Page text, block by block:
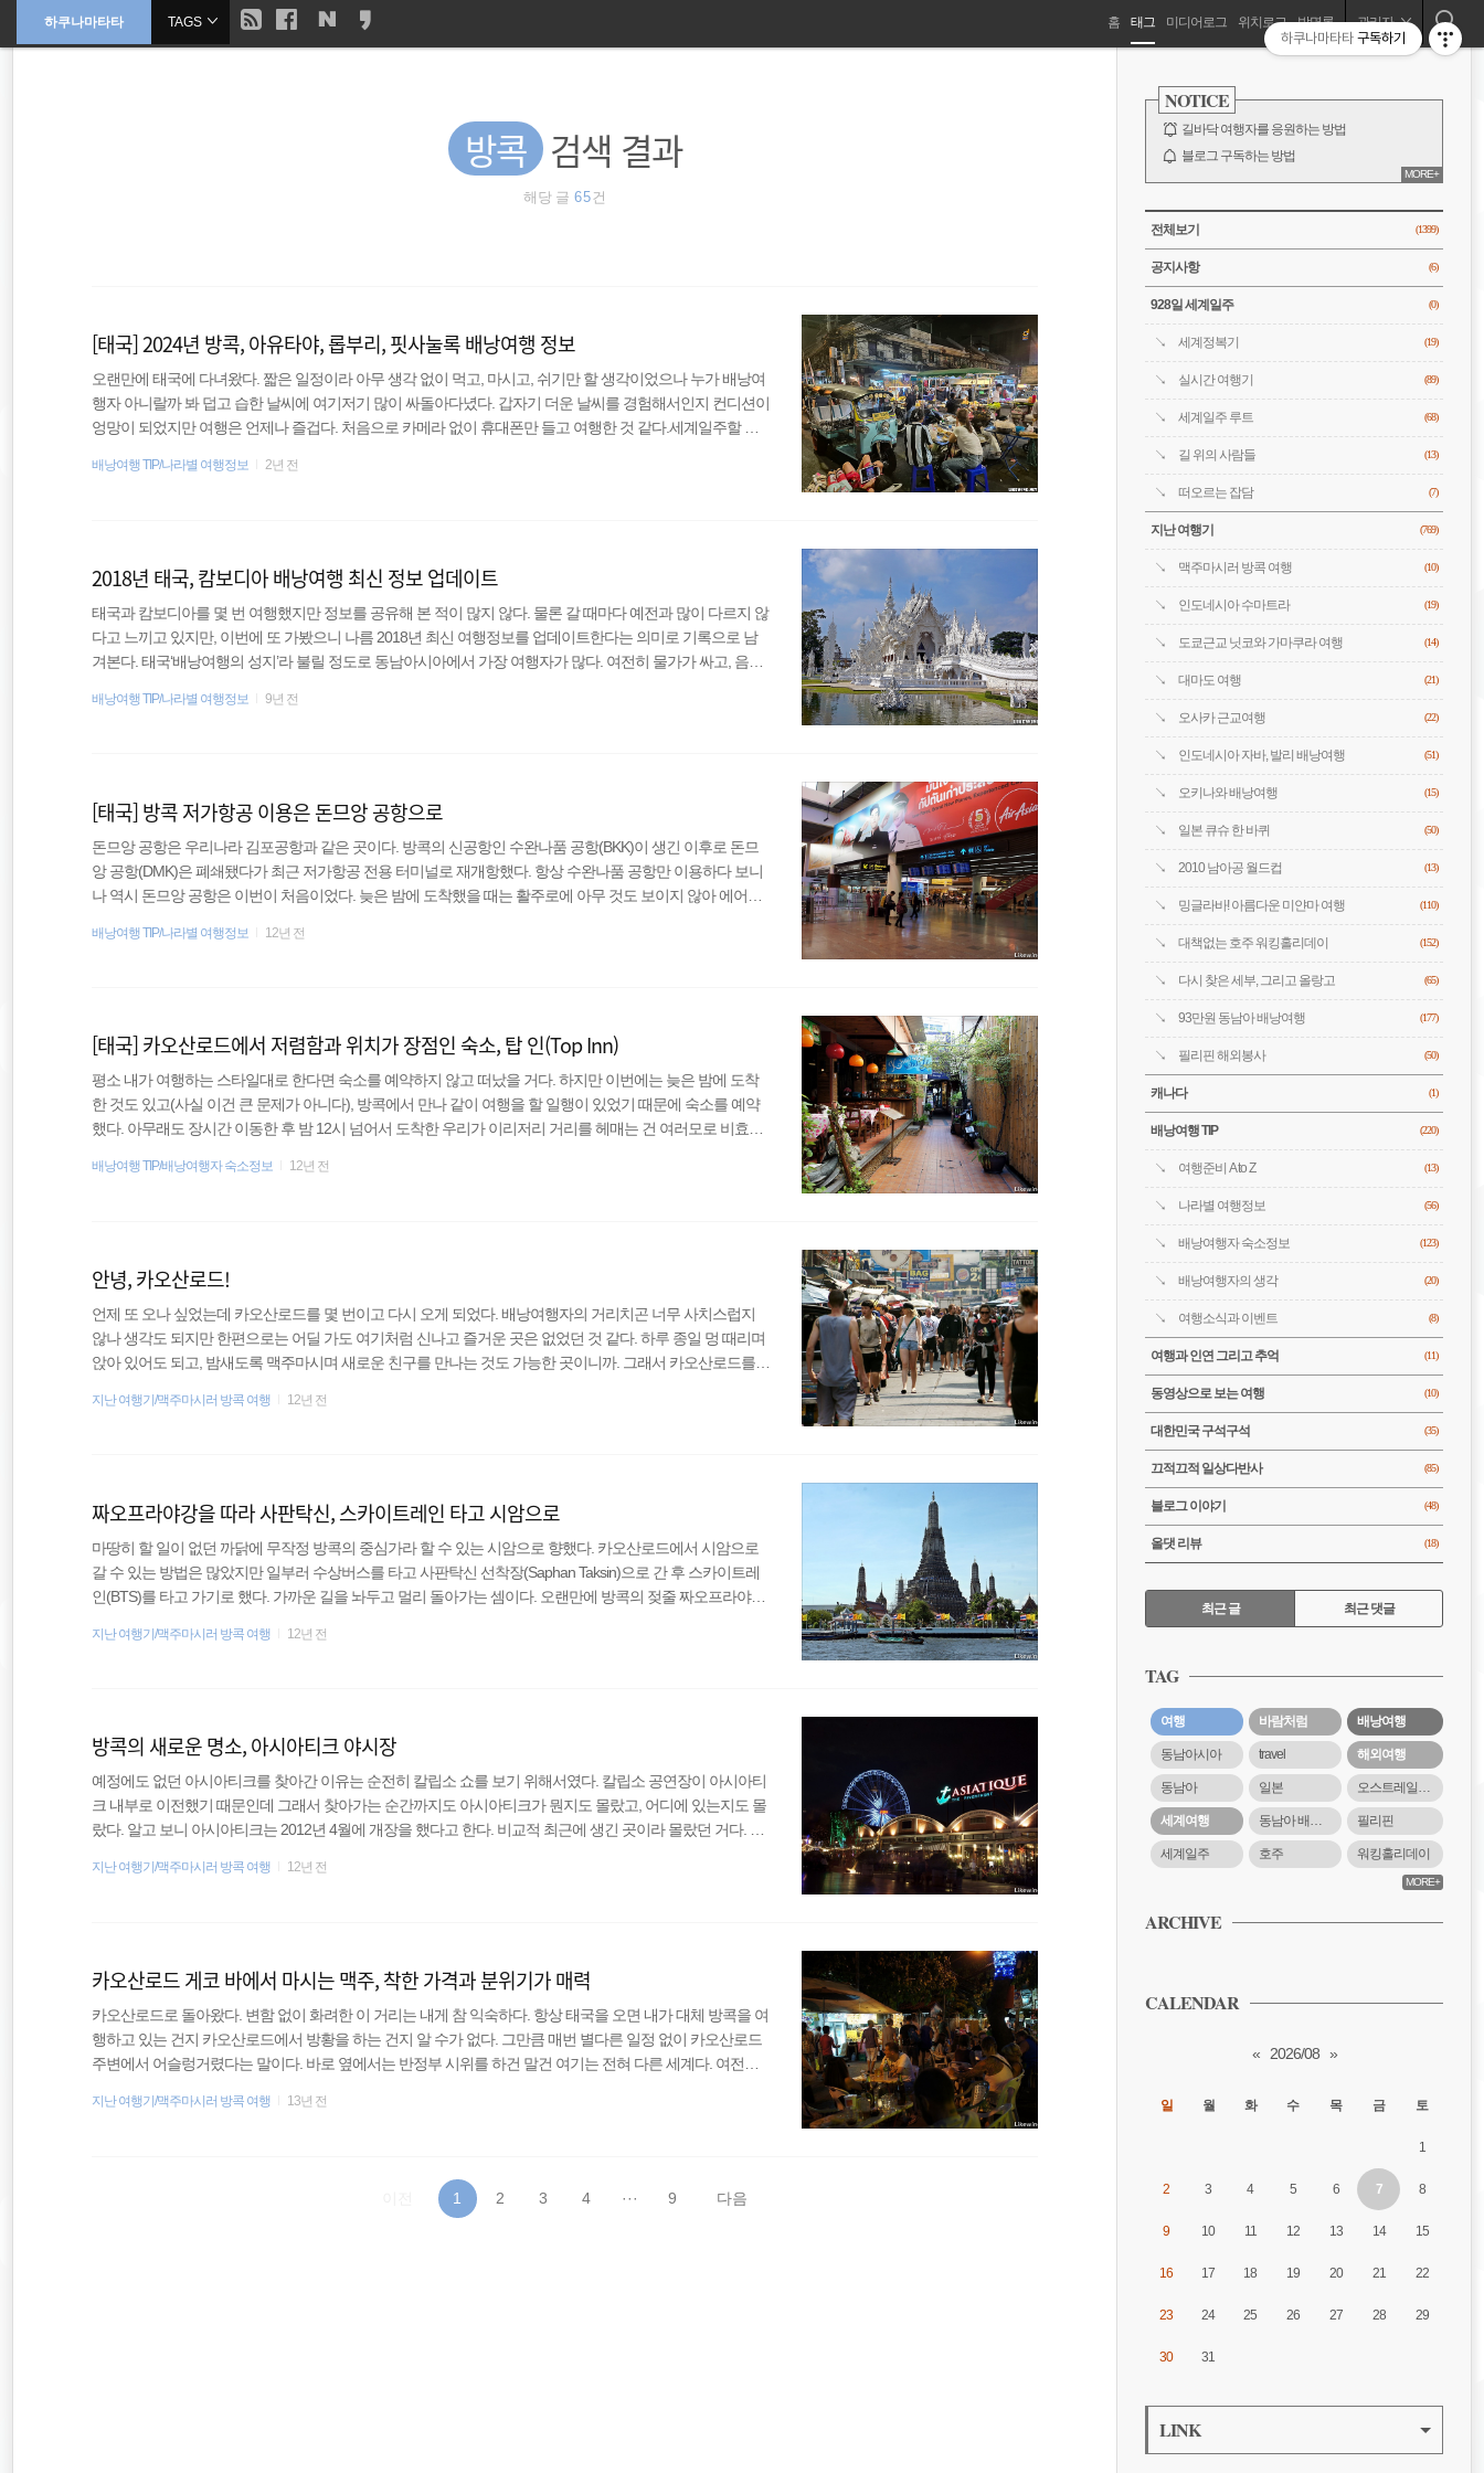
문
하쿠나마타타 현
TAGS 홈 태그 미디어로그 위치로그 방명록 관리자
방콕 검색 결과
해당 글 65건
[태국] 2024년 방콕, 아유타야, 롭부리, 핏사눌록 배낭여행 정보
오랜만에 태국에 다녀왔다. 짧은 일정이라 아무 생각 없이 먹고, 마시고, 쉬기만 할 생각이었으나 누가 배낭여
행자 아니랄까 봐 덥고 습한 날씨에 여기저기 많이 싸돌아다녔다. 갑자기 더운 날씨를 경험해서인지 컨디션이
엉망이 되었지만 여행은 언제나 즐겁다. 처음으로 카메라 없이 휴대폰만 들고 여행한 것 같다.세계일주할 때
행정보로 남겨본다. 과거에 썼던 글을 살펴보니 2018년에 태국 북부와 캄보디아 프놈펜을 잠깐 여행했었
배낭여행 TIP/나라별 여행정보 2년 전
2018년 태국, 캄보디아 배낭여행 최신 정보 업데이트
태국과 캄보디아를 몇 번 여행했지만 정보를 공유해 본 적이 많지 않다. 물론 갈 때마다 예전과 많이 다르지 않
다고 느끼고 있지만, 이번에 또 가봤으니 나름 2018년 최신 여행정보를 업데이트한다는 의미로 기록으로 남
겨본다. 태국‘배낭여행의 성지’라 불릴 정도로 동남아시아에서 가장 여행자가 많다. 여전히 물가가 싸고, 음식
이가 없다. 현재 100달러 기준으로 3,220밧 정도다. 태국은 같은 달러라고 하더라도 지폐에 따라 환율 차이가
배낭여행 TIP/나라별 여행정보 9년 전
[태국] 방콕 저가항공 이용은 돈므앙 공항으로
돈므앙 공항은 우리나라 김포공항과 같은 곳이다. 방콕의 신공항인 수완나품 공항(BKK)이 생긴 이후로 돈므
앙 공항(DMK)은 폐쇄됐다가 최근 저가항공 전용 터미널로 재개항했다. 항상 수완나품 공항만 이용하다 보니
나 역시 돈므앙 공항은 이번이 처음이었다. 늦은 밤에 도착했을 때는 활주로에 아무 것도 보이지 않아 에어아
돈므앙 공항에는 에어아시아를 비롯해 녹에어, 오리엔트 타이항공 등 저가항공이 취항하고 있다. 때문에 한국
배낭여행 TIP/나라별 여행정보 12년 전
[태국] 카오산로드에서 저렴함과 위치가 장점인 숙소, 탑 인(Top Inn)
평소 내가 여행하는 스타일대로 한다면 숙소를 예약하지 않고 떠났을 거다. 하지만 이번에는 늦은 밤에 도착
한 것도 있고(사실 이건 큰 문제가 아니다), 방콕에서 만나 같이 여행을 할 일행이 있었기 때문에 숙소를 예약
했다. 아무래도 장시간 이동한 후 밤 12시 넘어서 도착한 우리가 이리저리 거리를 헤매는 건 여러모로 비효율
방을 찾아봤다. 보통은 매일 아침에 나갔다가 늦은 밤에 들어오기 때문에 자는데 크게 문제가 없다면 어디든
배낭여행 TIP/배낭여행자 숙소정보 12년 전
안녕, 카오산로드!
언제 또 오나 싶었는데 카오산로드를 몇 번이고 다시 오게 되었다. 배낭여행자의 거리치곤 너무 사치스럽지
않나 생각도 되지만 한편으로는 어딜 가도 여기처럼 신나고 즐거운 곳은 없었던 것 같다. 하루 종일 멍 때리며
앉아 있어도 되고, 밤새도록 맥주마시며 새로운 친구를 만나는 것도 가능한 곳이니까. 그래서 카오산로드를
자로 거리가 채워졌다. 물론 이런 와중에도 맥주를 마시는 ‘이상한 인간’은 항상 있지만. 배낭을 메지 않고는 어
지난 여행기/맥주마시러 방콕 여행 12년 전
짜오프라야강을 따라 사판탁신, 스카이트레인 타고 시암으로
마땅히 할 일이 없던 까닭에 무작정 방콕의 중심가라 할 수 있는 시암으로 향했다. 카오산로드에서 시암으로
갈 수 있는 방법은 많았지만 일부러 수상버스를 타고 사판탁신 선착장(Saphan Taksin)으로 간 후 스카이트레
인(BTS)를 타고 가기로 했다. 가까운 길을 놔두고 멀리 돌아가는 셈이다. 오랜만에 방콕의 젖줄 짜오프라야강
를 기다렸다. 파아팃에는 주황색과 파랑색 깃발이 꽂혀 있는데 이는 주황색과 파랑색 깃발이 있는 수상버스를
지난 여행기/맥주마시러 방콕 여행 12년 전
방콕의 새로운 명소, 아시아티크 야시장
예정에도 없던 아시아티크를 찾아간 이유는 순전히 칼립소 쇼를 보기 위해서였다. 칼립소 공연장이 아시아티
크 내부로 이전했기 때문인데 그래서 찾아가는 순간까지도 아시아티크가 뭔지도 몰랐고, 어디에 있는지도 몰
랐다. 알고 보니 아시아티크는 2012년 4월에 개장을 했다고 한다. 비교적 최근에 생긴 곳이라 몰랐던 거다. 아
보트를 타려는 사람이 너무 많으면 오래 기다려야 한다. 셔틀 보트를 타려다가 결국 돈을 내고 보트를 탔다. 라
지난 여행기/맥주마시러 방콕 여행 12년 전
카오산로드 게코 바에서 마시는 맥주, 착한 가격과 분위기가 매력
카오산로드로 돌아왔다. 변함 없이 화려한 이 거리는 내게 참 익숙하다. 항상 태국을 오면 내가 대체 방콕을 여
행하고 있는 건지 카오산로드에서 방황을 하는 건지 알 수가 없다. 그만큼 매번 별다른 일정 없이 카오산로드
주변에서 어슬렁거렸다는 말이다. 바로 옆에서는 반정부 시위를 하건 말건 여기는 전혀 다른 세계다. 여전히
온 이유이자, 목적에 충실하기 위해 맥주를 마시러 가기로 했다. 원래는 카오산로드에서 마실까 생각도 했지
지난 여행기/맥주마시러 방콕 여행 13년 전
1 2 3 4 ··· 9 다음
NOTICE
길바닥 여행자를 응원하는 방법
블로그 구독하는 방법
바람처럼은 누구?
전체 보기
MORE+
CATEGORY
전체보기 (1399)
공지사항 (6)
928일 세계일주 (0)
세계정복기 (19)
실시간 여행기 (89)
세계일주 루트 (68)
길 위의 사람들 (13)
떠오르는 잡담 (7)
지난 여행기 (769)
맥주마시러 방콕 여행 (10)
인도네시아 수마트라 (19)
도쿄근교 닛코와 가마쿠라 여행 (14)
대마도 여행 (21)
오사카 근교여행 (22)
인도네시아 자바, 발리 배낭여행 (51)
오키나와 배낭여행 (15)
일본 큐슈 한 바퀴 (50)
2010 남아공 월드컵 (13)
밍글라바! 아름다운 미얀마 여행 (110)
대책없는 호주 워킹홀리데이 (152)
다시 찾은 세부, 그리고 올랑고 (65)
93만원 동남아 배낭여행 (177)
필리핀 해외봉사 (50)
캐나다 (1)
배낭여행 TIP (220)
여행준비 A to Z (13)
나라별 여행정보 (56)
배낭여행자 숙소정보 (123)
배낭여행자의 생각 (20)
여행소식과 이벤트 (8)
여행과 인연 그리고 추억 (11)
동영상으로 보는 여행 (10)
대한민국 구석구석 (35)
끄적끄적 일상다반사 (85)
블로그 이야기 (48)
올댓 리뷰 (18)
RECENTLY
최근 글 최근 댓글
근
글
TAG
여행 바람처럼 배낭여행
동남아시아 travel 해외여행
동남아 일본 오스트레일리아
세계여행 동남아 배낭여행 필리핀
세계일주 호주 워킹홀리데이
MORE+
ARCHIVE
CALENDAR
« 2026/08 »
일 월 화 수 목 금 토
1
2 3 4 5 6 7 8
9 10 11 12 13 14 15
16 17 18 19 20 21 22
23 24 25 26 27 28 29
30 31
LINK
검
배낭여행
동남아시아
travel
동남아
일본
하쿠나마타타 구독하기